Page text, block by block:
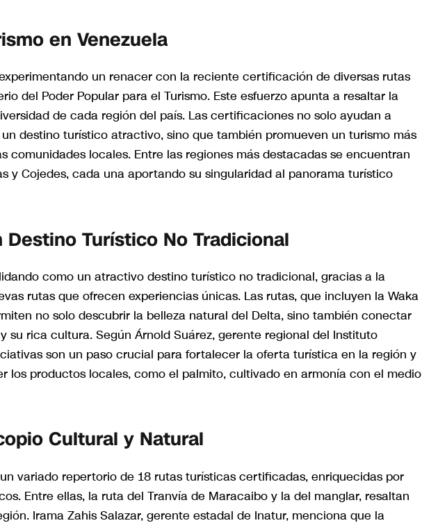
en Venezuela
un renacer con la reciente certificación de diversas rutas
del Poder Popular para el Turismo. Este esfuerzo apunta a resaltar la
de cada región del país. Las certificaciones no solo ayudan a
destino turístico atractivo, sino que también promueven un turismo más
comunidades locales. Entre las regiones más destacadas se encuentran
y Cojedes, cada una aportando su singularidad al panorama turístico
Destino Turístico No Tradicional
como un atractivo destino turístico no tradicional, gracias a la
rutas que ofrecen experiencias únicas. Las rutas, que incluyen la Waka
no solo descubrir la belleza natural del Delta, sino también conectar
su rica cultura. Según Árnold Suárez, gerente regional del Instituto
son un paso crucial para fortalecer la oferta turística en la región y
los productos locales, como el palmito, cultivado en armonía con el medio
Cultural y Natural
variado repertorio de 18 rutas turísticas certificadas, enriquecidas por
Entre ellas, la ruta del Tranvía de Maracaibo y la del manglar, resaltan
Irama Zahis Salazar, gerente estadal de Inatur, menciona que la